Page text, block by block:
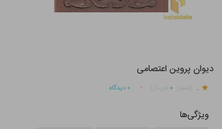
دیوان پروین اعتصامی
. ۰ ۰ دیدگاه
ویژگی‌ها